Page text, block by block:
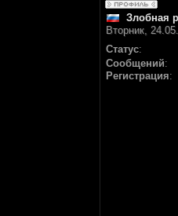
Злобная
Вторник,
Статус:
Сообщений:
Регистрация: